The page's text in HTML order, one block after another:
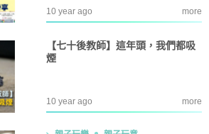
10 year ago more
【七十後教師】這年頭，我們都吸
煙
10 year ago more